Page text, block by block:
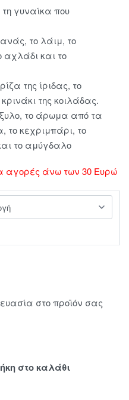
γυναίκα που
το λάιμ, το
αχλάδι και το
της ίριδας, το
της κοιλάδας.
το άρωμα από τα
το κεχριμπάρι, το
το αμύγδαλο
άνω των 30 Ευρώ
στο προϊόν σας
στο καλάθι